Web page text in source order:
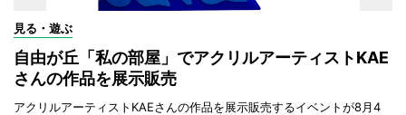
見る・遊ぶ
自由が丘「私の部屋」でアクリルアーティストKAE
さんの作品を展示販売
アクリルアーティストKAEさんの作品を展示販売するイベントが8月4